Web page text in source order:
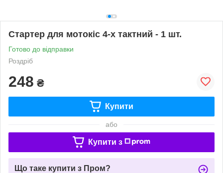
Стартер для мотокіс 4-х тактний - 1 шт.
Готово до відправки
Роздріб
248 ₴
Купити
або
Купити з
Що таке купити з Пром?